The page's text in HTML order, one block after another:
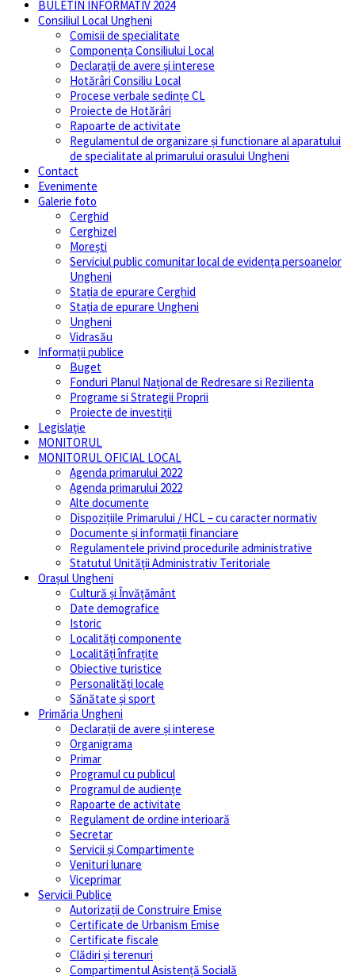
BULETIN INFORMATIV 2024
Consiliul Local Ungheni
Comisii de specialitate
Componența Consiliului Local
Declarații de avere și interese
Hotărâri Consiliu Local
Procese verbale sedințe CL
Proiecte de Hotărâri
Rapoarte de activitate
Regulamentul de organizare și functionare al aparatului
de specialitate al primarului orasului Ungheni
Contact
Evenimente
Galerie foto
Cerghid
Cerghizel
Morești
Serviciul public comunitar local de evidenţa persoanelor
Ungheni
Stația de epurare Cerghid
Stația de epurare Ungheni
Ungheni
Vidrasău
Informații publice
Buget
Fonduri Planul Național de Redresare si Rezilienta
Programe si Strategii Proprii
Proiecte de investiții
Legislație
MONITORUL
MONITORUL OFICIAL LOCAL
Agenda primarului 2022
Agenda primarului 2022
Alte documente
Dispozițiile Primarului / HCL – cu caracter normativ
Documente și informații financiare
Regulamentele privind procedurile administrative
Statutul Unităţii Administrativ Teritoriale
Orașul Ungheni
Cultură și Învăţământ
Date demografice
Istoric
Localități componente
Localități înfrațite
Obiective turistice
Personalități locale
Sănătate și sport
Primăria Ungheni
Declarații de avere și interese
Organigrama
Primar
Programul cu publicul
Programul de audiențe
Rapoarte de activitate
Regulament de ordine interioară
Secretar
Servicii și Compartimente
Venituri lunare
Viceprimar
Servicii Publice
Autorizații de Construire Emise
Certificate de Urbanism Emise
Certificate fiscale
Clădiri și terenuri
Compartimentul Asistență Socială